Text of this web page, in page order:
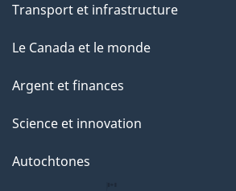
Transport et infrastructure
Le Canada et le monde
Argent et finances
Science et innovation
Autochtones